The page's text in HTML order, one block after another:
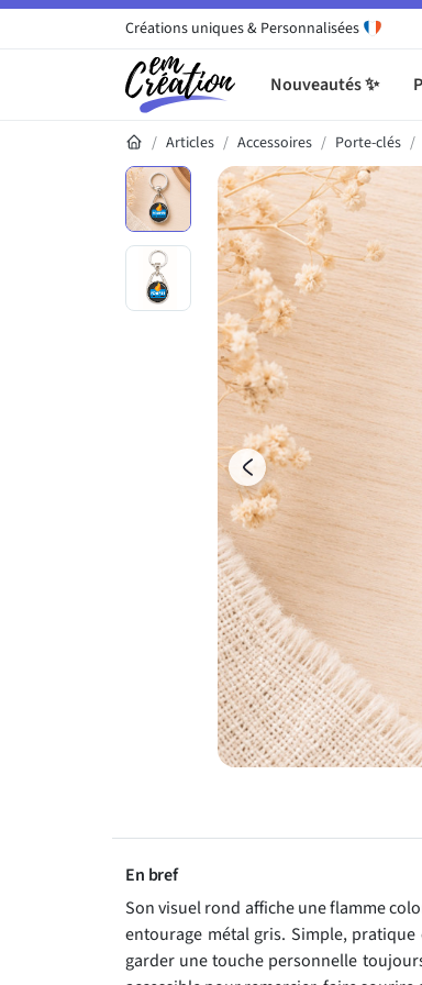
Créations uniques & Personnalisées
Nouveautés ✨
Articles Accessoires Porte-clés
Galerie du produit
Précédent
En bref
Son visuel rond affiche une flamme
entourage métal gris. Simple,
garder une touche personnelle